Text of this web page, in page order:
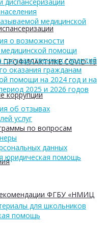
COVID-19
коррупции
по вопросам
ФГБУ «НМИЦ
медицинской
о возможности
медицинской помощи
гарантий
оказания гражданам
помощи на 2024 год и на
2025 и 2026 годов
об отзывах
услуг
данных
юридическая помощь
для школьников
помощь